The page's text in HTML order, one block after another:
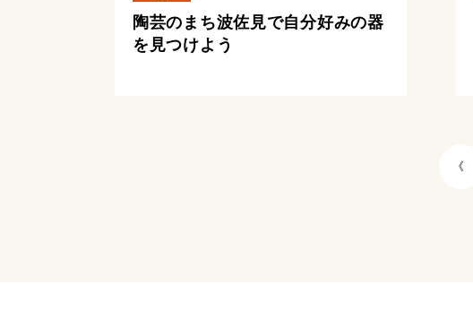
陶芸のまち波佐見で自分好みの器
を見つけよう
《